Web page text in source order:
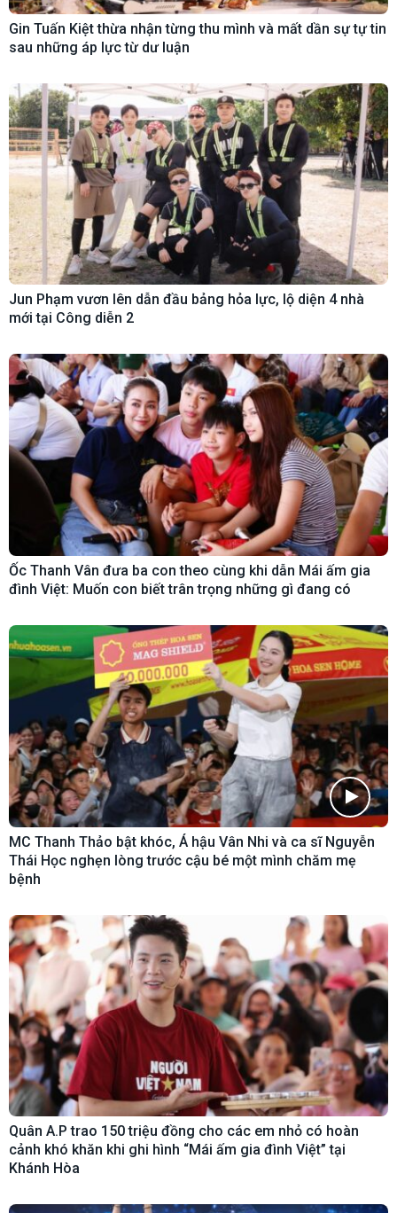
Gin Tuấn Kiệt thừa nhận từng thu mình và mất dần sự tự tin
sau những áp lực từ dư luận
Jun Phạm vươn lên dẫn đầu bảng hỏa lực, lộ diện 4 nhà
mới tại Công diễn 2
Ốc Thanh Vân đưa ba con theo cùng khi dẫn Mái ấm gia
đình Việt: Muốn con biết trân trọng những gì đang có
MC Thanh Thảo bật khóc, Á hậu Vân Nhi và ca sĩ Nguyễn
Thái Học nghẹn lòng trước cậu bé một mình chăm mẹ
bệnh
Quân A.P trao 150 triệu đồng cho các em nhỏ có hoàn
cảnh khó khăn khi ghi hình “Mái ấm gia đình Việt” tại
Khánh Hòa